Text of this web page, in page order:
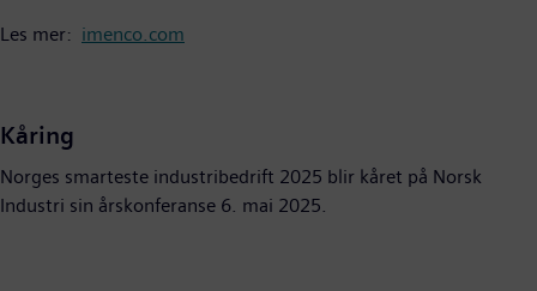
Les mer: imenco.com
Kåring
Norges smarteste industribedrift 2025 blir kåret på Norsk
Industri sin årskonferanse 6. mai 2025.